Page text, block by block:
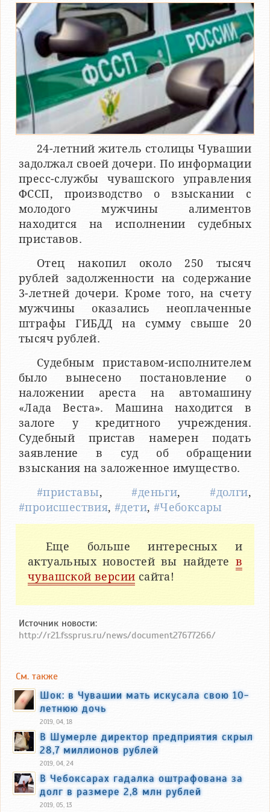
24-летний житель столицы Чувашии
задолжал своей дочери. По информации
пресс-службы чувашского управления
ФССП, производство о взыскании с
молодого мужчины алиментов
находится на исполнении судебных
приставов.
Отец накопил около 250 тысяч
рублей задолженности на содержание
3-летней дочери. Кроме того, на счету
мужчины оказались неоплаченные
штрафы ГИБДД на сумму свыше 20
тысяч рублей.
Судебным приставом-исполнителем
было вынесено постановление о
наложении ареста на автомашину
«Лада Веста». Машина находится в
залоге у кредитного учреждения.
Судебный пристав намерен подать
заявление в суд об обращении
взыскания на заложенное имущество.
#приставы,#деньги,#долги,
#происшествия,#дети, #Чебоксары
Еще больше интересных и
актуальных новостей вы найдете в
чувашской версии сайта!
Источник новости:
http://r21.fssprus.ru/news/document27677266/
См. также
Шок: в Чувашии мать искусала свою 10-
летнюю дочь
2019, 04, 18
В Шумерле директор предприятия скрыл
28,7 миллионов рублей
2019, 04, 24
В Чебоксарах гадалка оштрафована за
долг в размере 2,8 млн рублей
2019, 05, 13